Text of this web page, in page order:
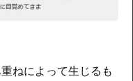
ねによって生じるも